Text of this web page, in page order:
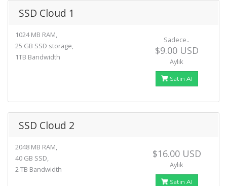
SSD Cloud 1
1024 MB RAM,
25 GB SSD storage,
1TB Bandwidth
Sadece..
$9.00 USD
Aylık
Satın Al
SSD Cloud 2
2048 MB RAM,
40 GB SSD,
2 TB Bandwidth
$16.00 USD
Aylık
Satın Al